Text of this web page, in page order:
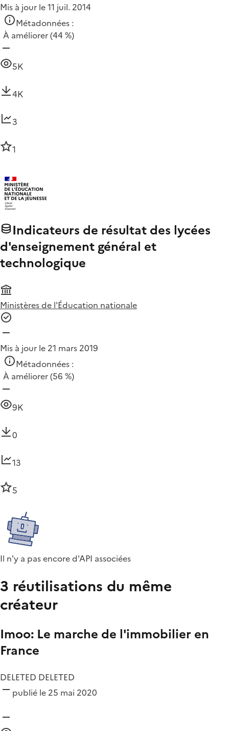
Mis à jour le 11 juil. 2014
Métadonnées :
À améliorer(44 %)
5K
4K
3
1
Indicateurs de résultat des lycées
d'enseignement général et
technologique
Ministères de l'Éducation nationale
Mis à jour le 21 mars 2019
Métadonnées :
À améliorer(56 %)
9K
0
13
5
Il n'y a pas encore d'API associées
3 réutilisations du même
créateur
Imoo: Le marche de l'immobilier en
France
DELETED DELETED
publié le 25 mai 2020